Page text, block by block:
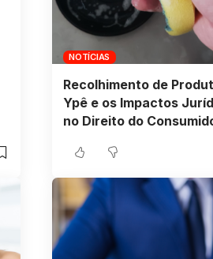
NOTÍCIAS
Recolhimento de
Ypê e os Impactos
no Direito do